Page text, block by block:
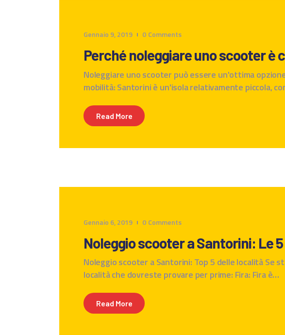
Gennaio 9, 2019 0 Comments
Perché noleggiare uno scooter è
Noleggiare uno scooter può essere un'ottima
mobilità: Santorini è un'isola relativamente piccola,
Read More
Gennaio 6, 2019 0 Comments
Noleggio scooter a Santorini: Le
Noleggio scooter a Santorini: Top 5 delle località Se
località che dovreste provare per prime: Fira: Fira è…
Read More